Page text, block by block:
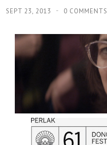
SEPT 23, 2013 0 COMMENTS